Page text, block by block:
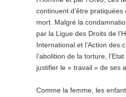
continuent d’être pratiquées
mort. Malgré la
par la Ligue des Droits de
International et l’Action des
l’abolition de la torture,
justifier le « travail » de ses
Comme la femme, les